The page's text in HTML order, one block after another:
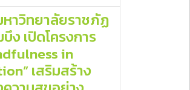
าวิทยาลัยราชภัฏ
ง เปิดโครงการ
in
เสริมสร้าง